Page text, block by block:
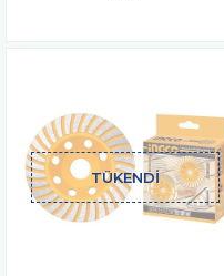
TÜKENDI